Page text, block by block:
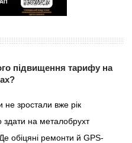
підвищення тарифу на
не зростали вже рік
здати на металобрухт
обіцяні ремонти й GPS-